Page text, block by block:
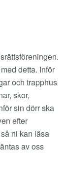
detta. Inför
och trapphus
skor,
sin dörr ska
efter
ni kan läsa
av oss